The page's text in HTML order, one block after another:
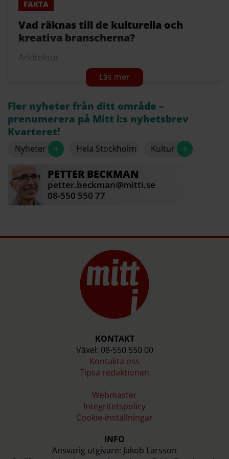
Totalt hade 106 951 personer sin sysselsättning
i de kulturella och kreativa branscherna 2024.
Vad räknas till de kulturella och
kreativa branscherna?
Arkitektur
Arkiv, kulturarv & Muséer
Design
Film & TV
Foto
Konst & konsthantverk
Litteratur
Litterärt och konstnärligt skapande
Reklam & kommunikation
Källa: Kreativ Sektor, Region Stockholm
Fler nyheter från ditt område –
prenumerera på Mitt i:s nyhetsbrev
Kvarteret!
Nyheter + Hela Stockholm Kultur +
PETTERBECKMAN
petter.beckman@mitti.se
08-550 550 77
KONTAKT
Växel: 08-550 550 00
Kontakta oss
Tipsa redaktionen
Webmaster
Integritetspolicy
Cookie-inställningar
INFO
Ansvarig utgivare: Jakob Larsson